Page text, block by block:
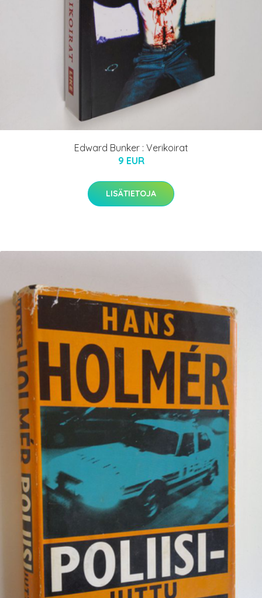
Edward Bunker : Verikoirat
9 EUR
LISÄTIETOJA